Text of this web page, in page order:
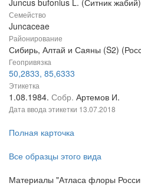
Juncus bufonius L. (Ситник жабий)
Семейство
Juncaceae
Районирование
Сибирь, Алтай и Саяны (S2)
Геопривязка
50,2833, 85,6333
Этикетка
1.08.1984. Собр. Артемов И.
Дата ввода этикетки 13.07.2018
Полная карточка
Все образцы этого вида
Материалы "Атласа флоры